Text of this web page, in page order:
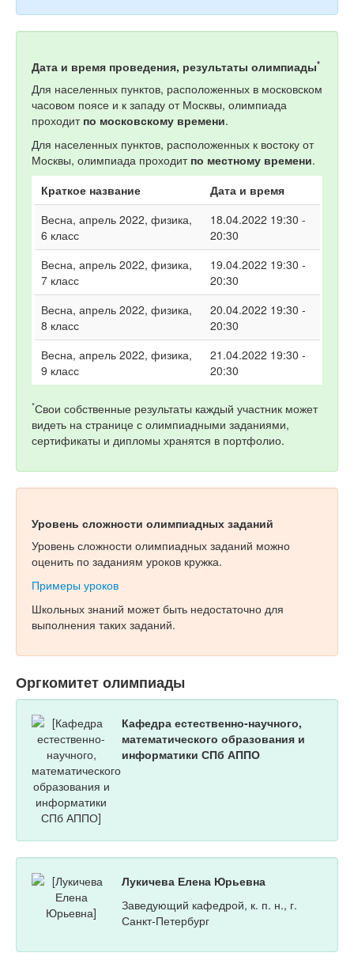
Дата и время проведения, результаты олимпиады*
Для населенных пунктов, расположенных в московском
часовом поясе и к западу от Москвы, олимпиада
проходит по московскому времени.
Для населенных пунктов, расположенных к востоку от
Москвы, олимпиада проходит по местному времени.
Краткое название
Дата и время
Весна, апрель 2022, физика,
6 класс
18.04.2022 19:30 -
20:30
Весна, апрель 2022, физика,
7 класс
19.04.2022 19:30 -
20:30
Весна, апрель 2022, физика,
8 класс
20.04.2022 19:30 -
20:30
Весна, апрель 2022, физика,
9 класс
21.04.2022 19:30 -
20:30
*Свои собственные результаты каждый участник может
видеть на странице с олимпиадными заданиями,
сертификаты и дипломы хранятся в портфолио.
Уровень сложности олимпиадных заданий
Уровень сложности олимпиадных заданий можно
оценить по заданиям уроков кружка.
Примеры уроков
Школьных знаний может быть недостаточно для
выполнения таких заданий.
Оргкомитет олимпиады
Кафедра естественно-научного,
математического образования и
информатики СПб АППО
Лукичева Елена Юрьевна
Заведующий кафедрой, к. п. н., г.
Санкт-Петербург